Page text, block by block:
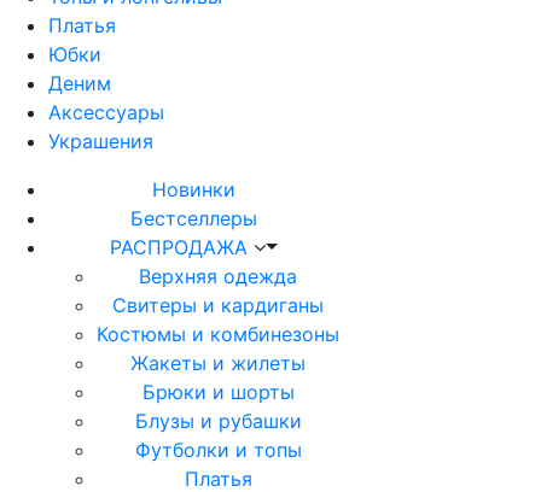
Платья
Юбки
Деним
Аксессуары
Украшения
Новинки
Бестселлеры
РАСПРОДАЖА
Верхняя одежда
Свитеры и кардиганы
Костюмы и комбинезоны
Жакеты и жилеты
Брюки и шорты
Блузы и рубашки
Футболки и топы
Платья